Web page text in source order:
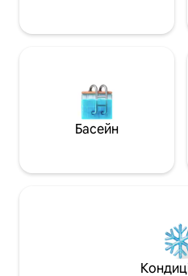
його пішохідними доріжками
чудових місць для
знаходяться в декількох
- Піза, Флоренція, Лукка,
доступ до басейну та
сімейний ресторан, де
місцеві домашні страви за
Басейн